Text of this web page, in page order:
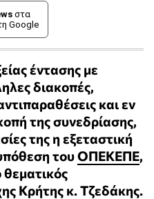
στα
Google
έντασης με
διακοπές,
και εν
της συνεδρίασης,
της η εξεταστική
τουΟΠΕΚΕΠΕ,
θεματικός
Κρήτης κ. Τζεδάκης.